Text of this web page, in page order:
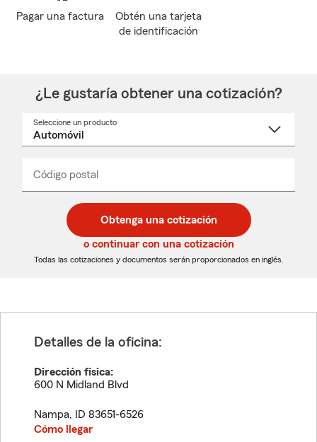
Pagar una factura
Obtén una tarjeta
de identificación
¿Le gustaría obtener una cotización?
Seleccione un producto
desplegable
Código postal
de
5
dígitos
de
5
dígitos
_____
Obtenga una cotización
o continuar con una cotización
Todas las cotizaciones y documentos serán proporcionados en inglés.
Detalles de la oficina:
Dirección física:
600 N Midland Blvd
Nampa, ID 83651-6526
Cómo llegar